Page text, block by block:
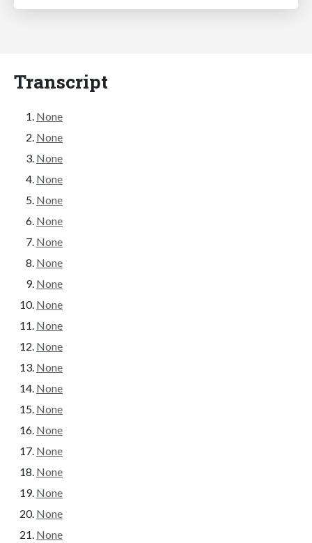
Transcript
None
None
None
None
None
None
None
None
None
None
None
None
None
None
None
None
None
None
None
None
None